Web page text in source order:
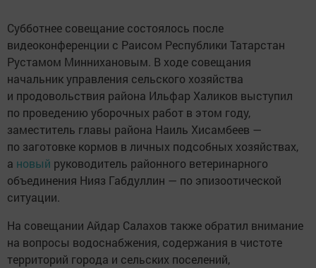
Субботнее совещание состоялось после
видеоконференции с Раисом Республики Татарстан
Рустамом Миннихановым. В ходе совещания
начальник управления сельского хозяйства
и продовольствия района Ильфар Халиков выступил
по проведению уборочных работ в этом году,
заместитель главы района Наиль Хисамбеев —
по заготовке кормов в личных подсобных хозяйствах,
а новый руководитель районного ветеринарного
объединения Нияз Габдуллин — по эпизоотической
ситуации.
На совещании Айдар Салахов также обратил внимание
на вопросы водоснабжения, содержания в чистоте
территорий города и сельских поселений,